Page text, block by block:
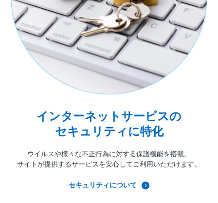
インターネットサービスの
セキュリティに特化
ウイルスや様々な不正行為に対する保護機能を搭載。
サイトが提供するサービスを安心して ご利用いただけます。
セキュリティについて